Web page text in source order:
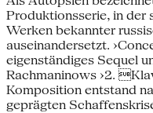
Produktionsserie, in der
Werken bekannter
auseinandersetzt.
eigenständiges Sequel
Rachmaninows ›2.
Komposition entstand
geprägten